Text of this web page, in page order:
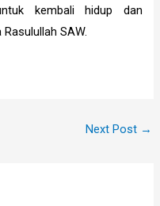
kembali hidup dan
SAW.
Next Post →